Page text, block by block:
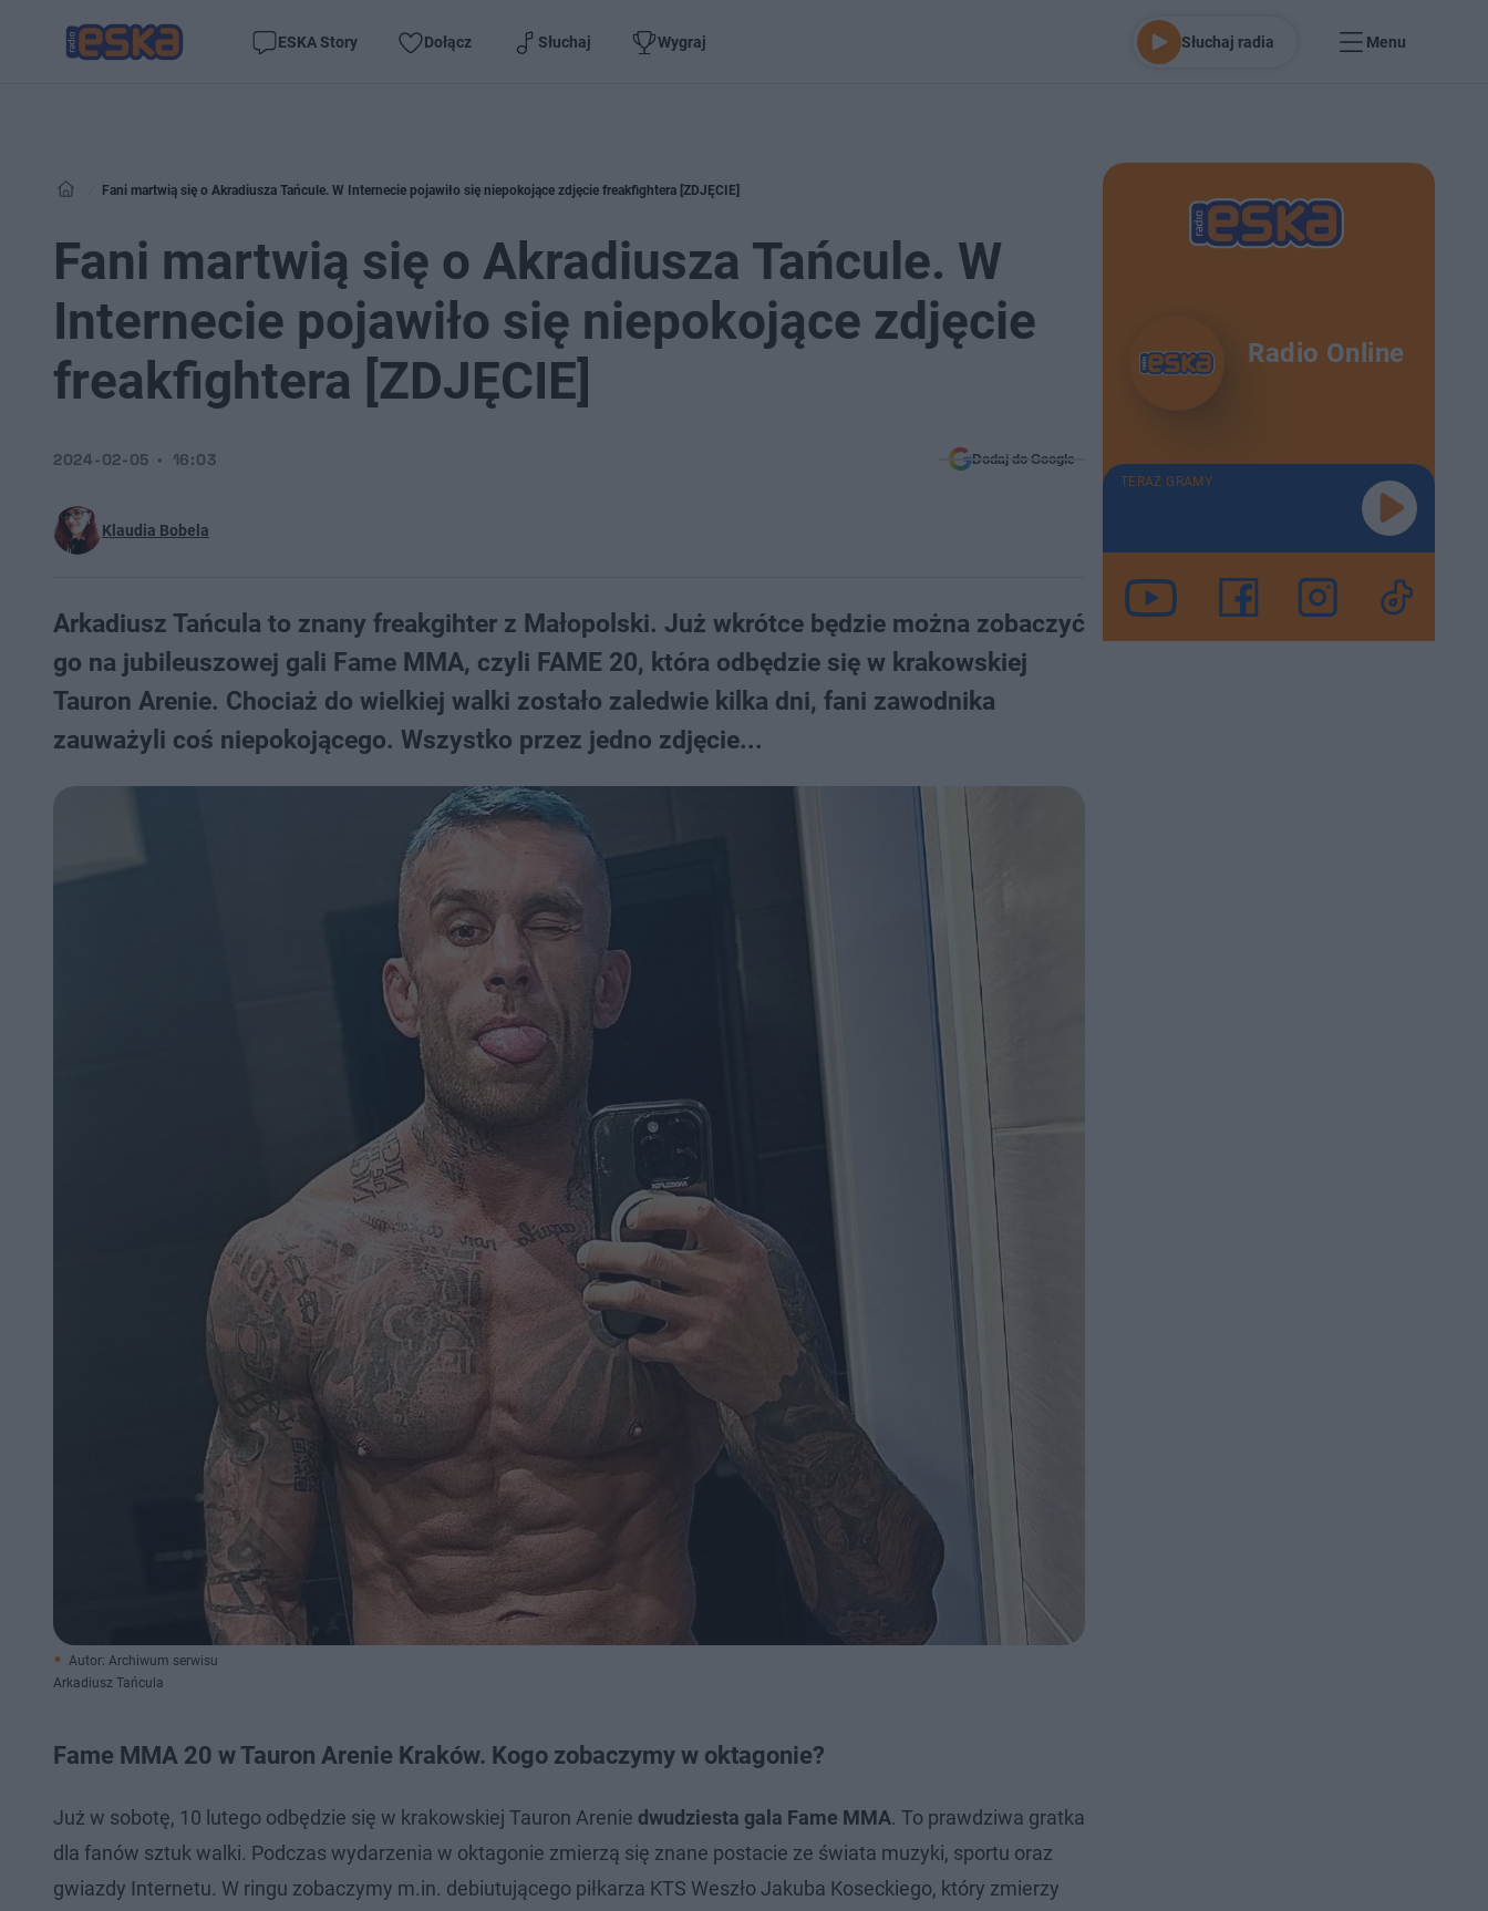
ESKA Story Dołącz Słuchaj Wygraj Słuchaj radia Menu
Fani martwią się o Akradiusza Tańcule. W Internecie pojawiło się niepokojące zdjęcie freakfightera [ZDJĘCIE]
Fani martwią się o Akradiusza Tańcule. W
Internecie pojawiło się niepokojące zdjęcie
freakfightera [ZDJĘCIE]
Klaudia Bobela
2024-02-05 16:03 Dodaj do Google
Arkadiusz Tańcula to znany freakgihter z Małopolski. Już wkrótce będzie można zobaczyć
go na jubileuszowej gali Fame MMA, czyli FAME 20, która odbędzie się w krakowskiej
Tauron Arenie. Chociaż do wielkiej walki zostało zaledwie kilka dni, fani zawodnika
zauważyli coś niepokojącego. Wszystko przez jedno zdjęcie...
Autor: Archiwum serwisu
Arkadiusz Tańcula
Fame MMA 20 w Tauron Arenie Kraków. Kogo zobaczymy w oktagonie?
Już w sobotę, 10 lutego odbędzie się w krakowskiej Tauron Arenie dwudziesta gala Fame MMA. To prawdziwa gratka
dla fanów sztuk walki. Podczas wydarzenia w oktagonie zmierzą się znane postacie ze świata muzyki, sportu oraz
gwiazdy Internetu. W ringu zobaczymy m.in. debiutującego piłkarza KTS Weszło Jakuba Koseckiego, który zmierzy
Radio Online
TERAZ GRAMY